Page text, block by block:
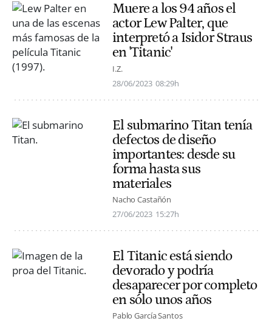
Muere a los 94 años el
actor Lew Palter, que
interpretó a Isidor Straus
en 'Titanic'
I.Z.
28/06/2023 08:29h
El submarino Titan tenía
defectos de diseño
importantes: desde su
forma hasta sus
materiales
Nacho Castañón
27/06/2023 15:27h
El Titanic está siendo
devorado y podría
desaparecer por completo
en sólo unos años
Pablo García Santos